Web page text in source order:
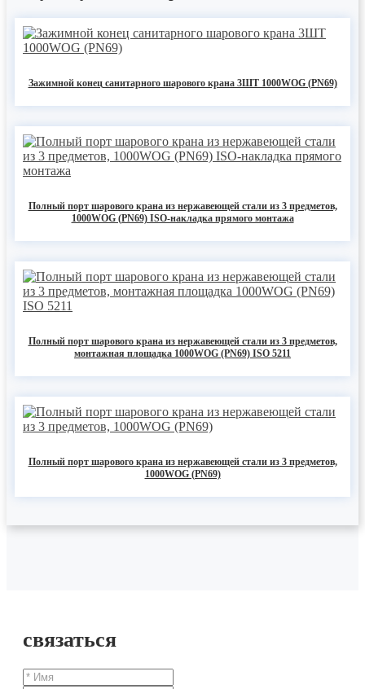
Зажимной конец санитарного шарового крана 3ШТ 1000WOG (PN69)
Полный порт шарового крана из нержавеющей стали из 3 предметов,
1000WOG (PN69) ISO-накладка прямого монтажа
Полный порт шарового крана из нержавеющей стали из 3 предметов,
монтажная площадка 1000WOG (PN69) ISO 5211
Полный порт шарового крана из нержавеющей стали из 3 предметов,
1000WOG (PN69)
связаться